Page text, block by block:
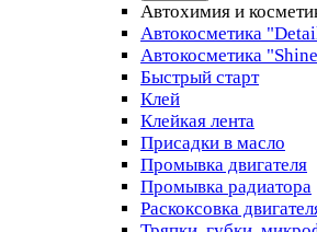
Автохимия и
Автокосметика
Автокосметика
Быстрый старт
Клей
Клейкая лента
Присадки в масло
Промывка двигателя
Промывка радиатора
Раскоксовка